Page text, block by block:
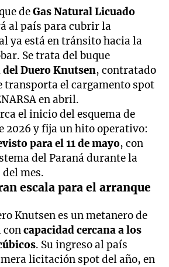
deGas Natural Licuado
al país para cubrir la
ya está en tránsito hacia la
Se trata del buque
del Duero Knutsen, contratado
transporta el cargamento spot
en abril.
el inicio del esquema de
2026 y fija un hito operativo:
para el 11 de mayo, con
del Paraná durante la
del mes.
escala para el arranque
Knutsen es un metanero de
concapacidad cercana a los
. Su ingreso al país
licitación spot del año, en